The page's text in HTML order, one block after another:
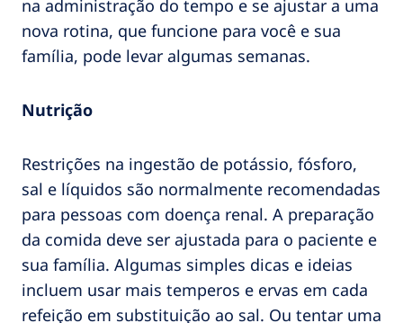
na administração do tempo e se ajustar a uma
nova rotina, que funcione para você e sua
família, pode levar algumas semanas.
Nutrição
Restrições na ingestão de potássio, fósforo,
sal e líquidos são normalmente recomendadas
para pessoas com doença renal. A preparação
da comida deve ser ajustada para o paciente e
sua família. Algumas simples dicas e ideias
incluem usar mais temperos e ervas em cada
refeição em substituição ao sal. Ou tentar uma